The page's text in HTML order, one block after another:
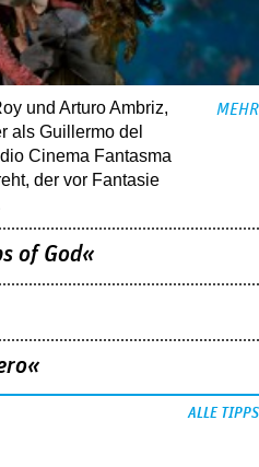
und Arturo Ambriz,
als Guillermo del
Cinema Fantasma
der vor Fantasie
MEHR
of God«
ALLE TIPPS